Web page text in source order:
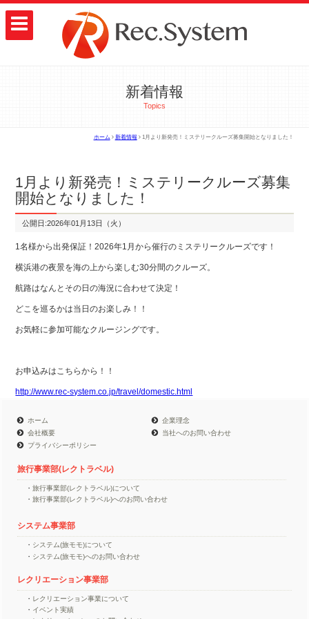
新着情報
Topics
ホーム 新着情報 1月より新発売！ミステリークルーズ募集開始となりました！
1月より新発売！ミステリークルーズ募集
開始となりました！
公開日:2026年01月13日（火）
1名様から出発保証！2026年1月から催行のミステリークルーズです！
横浜港の夜景を海の上から楽しむ30分間のクルーズ。
航路はなんとその日の海況に合わせて決定！
どこを巡るかは当日のお楽しみ！！
お気軽に参加可能なクルージングです。
お申込みはこちらから！！
http://www.rec-system.co.jp/travel/domestic.html
ホーム
企業理念
会社概要
当社へのお問い合わせ
プライバシーポリシー
旅行事業部(レクトラベル)
旅行事業部(レクトラベル)について
旅行事業部(レクトラベル)へのお問い合わせ
システム事業部
システム(旅モモ)について
システム(旅モモ)へのお問い合わせ
レクリエーション事業部
レクリエーション事業について
イベント実績